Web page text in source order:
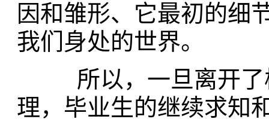
因和雏形、它最初的细
我们身处的世界。
所以，一旦离开了
理，毕业生的继续求知